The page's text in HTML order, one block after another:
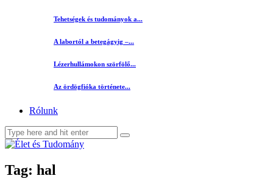
Tehetségek és tudományok a...
A labortól a betegágyig –...
Lézerhullámokon szörfölő...
Az ördögfióka története...
Rólunk
Tag: hal